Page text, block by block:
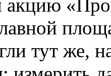
акцию
тут же,